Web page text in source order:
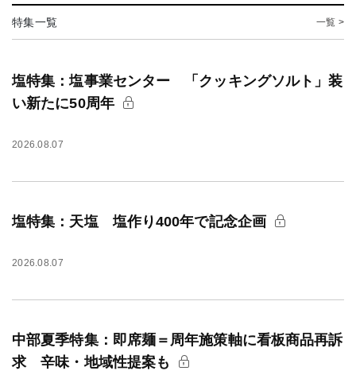
特集一覧 一覧 >
塩特集：塩事業センター 「クッキングソルト」装
い新たに50周年
2026.08.07
塩特集：天塩 塩作り400年で記念企画
2026.08.07
中部夏季特集：即席麺＝周年施策軸に看板商品再訴
求 辛味・地域性提案も